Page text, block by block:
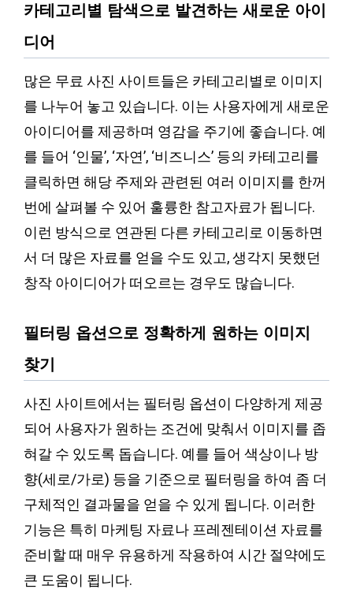
카테고리별 탐색으로 발견하는 새로운 아이
디어
많은 무료 사진 사이트들은 카테고리별로 이미지
를 나누어 놓고 있습니다. 이는 사용자에게 새로운
아이디어를 제공하며 영감을 주기에 좋습니다. 예
를 들어 ‘인물’, ‘자연’, ‘비즈니스’ 등의 카테고리를
클릭하면 해당 주제와 관련된 여러 이미지를 한꺼
번에 살펴볼 수 있어 훌륭한 참고자료가 됩니다.
이런 방식으로 연관된 다른 카테고리로 이동하면
서 더 많은 자료를 얻을 수도 있고, 생각지 못했던
창작 아이디어가 떠오르는 경우도 많습니다.
필터링 옵션으로 정확하게 원하는 이미지
찾기
사진 사이트에서는 필터링 옵션이 다양하게 제공
되어 사용자가 원하는 조건에 맞춰서 이미지를 좁
혀갈 수 있도록 돕습니다. 예를 들어 색상이나 방
향(세로/가로) 등을 기준으로 필터링을 하여 좀 더
구체적인 결과물을 얻을 수 있게 됩니다. 이러한
기능은 특히 마케팅 자료나 프레젠테이션 자료를
준비할 때 매우 유용하게 작용하여 시간 절약에도
큰 도움이 됩니다.